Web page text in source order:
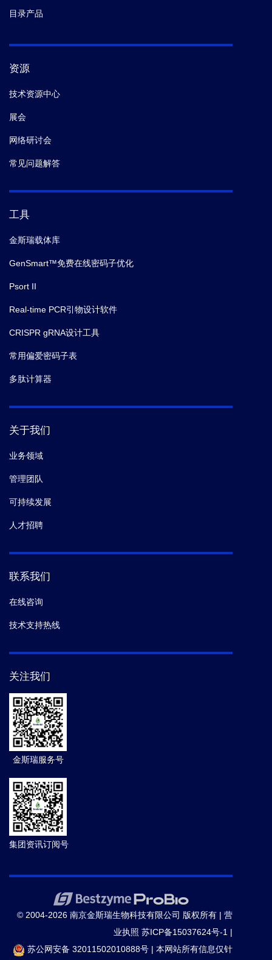
目录产品
资源
技术资源中心
展会
网络研讨会
常见问题解答
工具
金斯瑞载体库
GenSmart™免费在线密码子优化
Psort II
Real-time PCR引物设计软件
CRISPR gRNA设计工具
常用偏爱密码子表
多肽计算器
关于我们
业务领域
管理团队
可持续发展
人才招聘
联系我们
在线咨询
技术支持热线
关注我们
金斯瑞服务号
集团资讯订阅号
© 2004-2026 南京金斯瑞生物科技有限公司 版权所有 | 营
业执照 苏ICP备15037624号-1 |
苏公网安备 32011502010888号 | 本网站所有信息仅针